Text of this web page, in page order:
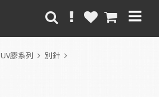
UV膠系列
別針